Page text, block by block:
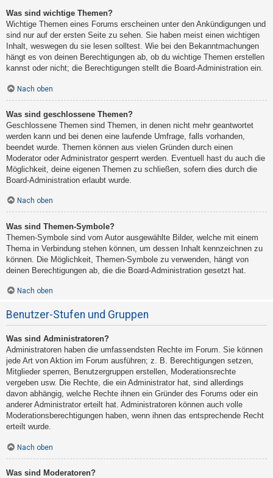
Was sind wichtige Themen?
Wichtige Themen eines Forums erscheinen unter den Ankündigungen und
sind nur auf der ersten Seite zu sehen. Sie haben meist einen wichtigen
Inhalt, weswegen du sie lesen solltest. Wie bei den Bekanntmachungen
hängt es von deinen Berechtigungen ab, ob du wichtige Themen erstellen
kannst oder nicht; die Berechtigungen stellt die Board-Administration ein.
Nach oben
Was sind geschlossene Themen?
Geschlossene Themen sind Themen, in denen nicht mehr geantwortet
werden kann und bei denen eine laufende Umfrage, falls vorhanden,
beendet wurde. Themen können aus vielen Gründen durch einen
Moderator oder Administrator gesperrt werden. Eventuell hast du auch die
Möglichkeit, deine eigenen Themen zu schließen, sofern dies durch die
Board-Administration erlaubt wurde.
Nach oben
Was sind Themen-Symbole?
Themen-Symbole sind vom Autor ausgewählte Bilder, welche mit einem
Thema in Verbindung stehen können, um dessen Inhalt kennzeichnen zu
können. Die Möglichkeit, Themen-Symbole zu verwenden, hängt von
deinen Berechtigungen ab, die die Board-Administration gesetzt hat.
Nach oben
Benutzer-Stufen und Gruppen
Was sind Administratoren?
Administratoren haben die umfassendsten Rechte im Forum. Sie können
jede Art von Aktion im Forum ausführen; z. B. Berechtigungen setzen,
Mitglieder sperren, Benutzergruppen erstellen, Moderationsrechte
vergeben usw. Die Rechte, die ein Administrator hat, sind allerdings
davon abhängig, welche Rechte ihnen ein Gründer des Forums oder ein
anderer Administrator erteilt hat. Administratoren können auch volle
Moderationsberechtigungen haben, wenn ihnen das entsprechende Recht
erteilt wurde.
Nach oben
Was sind Moderatoren?